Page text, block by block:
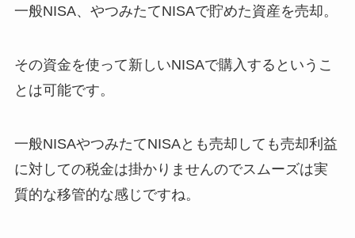
一般NISA、やつみたてNISAで貯めた資産を売却。
その資金を使って新しいNISAで購入するというこ
とは可能です。
一般NISAやつみたてNISAとも売却しても売却利益
に対しての税金は掛かりませんのでスムーズは実
質的な移管的な感じですね。